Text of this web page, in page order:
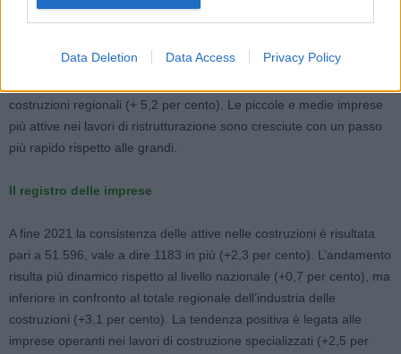
Data Deletion Data Access Privacy Policy
dove però la tendenza era ancora lievemente negativa. Il dato
costruzioni regionali (+ 5,2 per cento). Le piccole e medie imprese
più attive nei lavori di ristrutturazione sono cresciute con un passo
più rapido rispetto alle grandi.
Il registro delle imprese
A fine 2021 la consistenza delle attive nelle costruzioni è risultata
pari a 51.596, vale a dire 1183 in più (+2,3 per cento). L’andamento
risulta più dinamico rispetto al livello nazionale (+0,7 per cento), ma
inferiore in confronto al totale regionale dell’industria delle
costruzioni (+3,1 per cento). La tendenza positiva è legata alle
imprese operanti nei lavori di costruzione specializzati (+2,5 per